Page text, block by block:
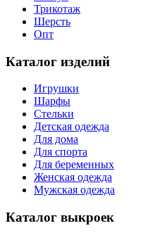
Трикотаж
Шерсть
Опт
Каталог изделий
Игрушки
Шарфы
Стельки
Детская одежда
Для дома
Для спорта
Для беременных
Женская одежда
Мужская одежда
Каталог выкроек